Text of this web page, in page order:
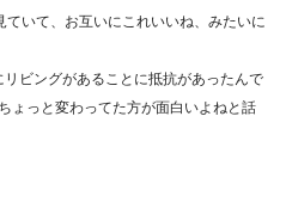
いて、お互いにこれいいね、みたいに
ビングがあることに抵抗があったんで
ょっと変わってた方が面白いよねと話